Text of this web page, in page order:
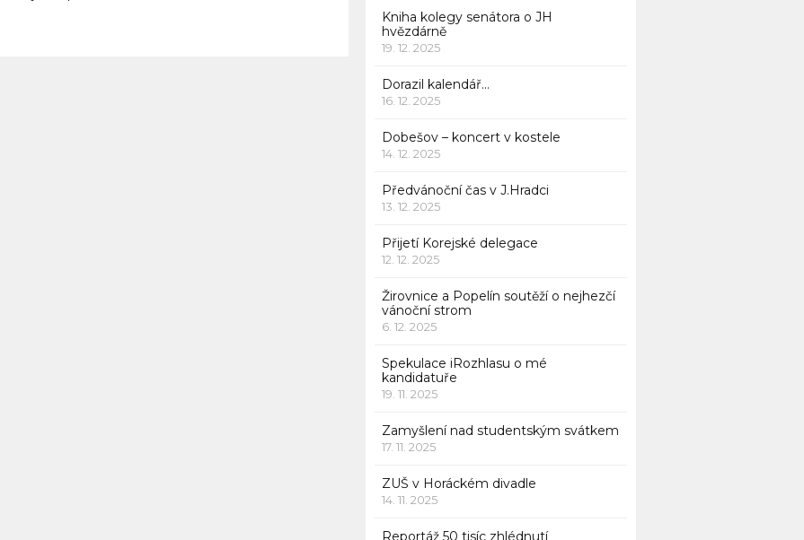
Kniha kolegy senátora o JH
hvězdárně
19. 12. 2025
Dorazil kalendář…
16. 12. 2025
Dobešov – koncert v kostele
14. 12. 2025
Předvánoční čas v J.Hradci
13. 12. 2025
Přijetí Korejské delegace
12. 12. 2025
Žirovnice a Popelín soutěží o nejhezčí
vánoční strom
6. 12. 2025
Spekulace iRozhlasu o mé
kandidatuře
19. 11. 2025
Zamyšlení nad studentským svátkem
17. 11. 2025
ZUŠ v Horáckém divadle
14. 11. 2025
Reportáž 50 tisíc zhlédnutí